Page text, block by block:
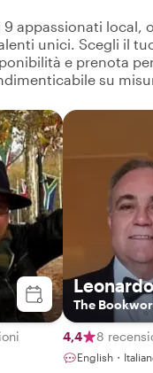
9 appassionati local,
unici. Scegli il
e prenota
su
Leonardo
The
4,4 8
English・